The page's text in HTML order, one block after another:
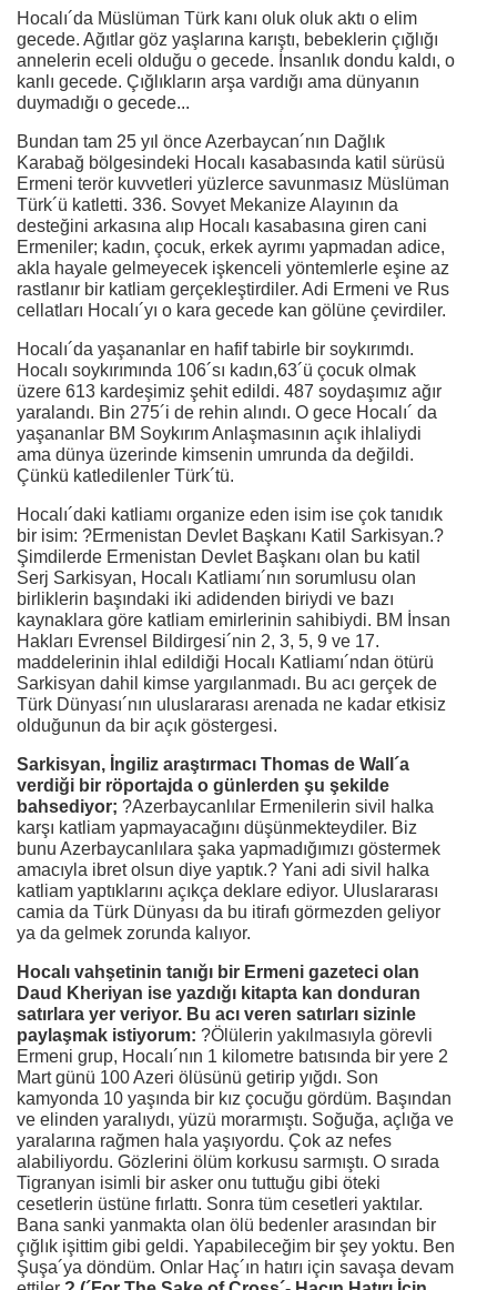
Hocalı´da Müslüman Türk kanı oluk oluk aktı o elim
gecede. Ağıtlar göz yaşlarına karıştı, bebeklerin çığlığı
annelerin eceli olduğu o gecede. İnsanlık dondu kaldı, o
kanlı gecede. Çığlıkların arşa vardığı ama dünyanın
duymadığı o gecede...
Bundan tam 25 yıl önce Azerbaycan´nın Dağlık
Karabağ bölgesindeki Hocalı kasabasında katil sürüsü
Ermeni terör kuvvetleri yüzlerce savunmasız Müslüman
Türk´ü katletti. 336. Sovyet Mekanize Alayının da
desteğini arkasına alıp Hocalı kasabasına giren cani
Ermeniler; kadın, çocuk, erkek ayrımı yapmadan adice,
akla hayale gelmeyecek işkenceli yöntemlerle eşine az
rastlanır bir katliam gerçekleştirdiler. Adi Ermeni ve Rus
cellatları Hocalı´yı o kara gecede kan gölüne çevirdiler.
Hocalı´da yaşananlar en hafif tabirle bir soykırımdı.
Hocalı soykırımında 106´sı kadın,63´ü çocuk olmak
üzere 613 kardeşimiz şehit edildi. 487 soydaşımız ağır
yaralandı. Bin 275´i de rehin alındı. O gece Hocalı´ da
yaşananlar BM Soykırım Anlaşmasının açık ihlaliydi
ama dünya üzerinde kimsenin umrunda da değildi.
Çünkü katledilenler Türk´tü.
Hocalı´daki katliamı organize eden isim ise çok tanıdık
bir isim: ?Ermenistan Devlet Başkanı Katil Sarkisyan.?
Şimdilerde Ermenistan Devlet Başkanı olan bu katil
Serj Sarkisyan, Hocalı Katliamı´nın sorumlusu olan
birliklerin başındaki iki adidenden biriydi ve bazı
kaynaklara göre katliam emirlerinin sahibiydi. BM İnsan
Hakları Evrensel Bildirgesi´nin 2, 3, 5, 9 ve 17.
maddelerinin ihlal edildiği Hocalı Katliamı´ndan ötürü
Sarkisyan dahil kimse yargılanmadı. Bu acı gerçek de
Türk Dünyası´nın uluslararası arenada ne kadar etkisiz
olduğunun da bir açık göstergesi.
Sarkisyan, İngiliz araştırmacı Thomas de Wall´a
verdiği bir röportajda o günlerden şu şekilde
bahsediyor; ?Azerbaycanlılar Ermenilerin sivil halka
karşı katliam yapmayacağını düşünmekteydiler. Biz
bunu Azerbaycanlılara şaka yapmadığımızı göstermek
amacıyla ibret olsun diye yaptık.? Yani adi sivil halka
katliam yaptıklarını açıkça deklare ediyor. Uluslararası
camia da Türk Dünyası da bu itirafı görmezden geliyor
ya da gelmek zorunda kalıyor.
Hocalı vahşetinin tanığı bir Ermeni gazeteci olan
Daud Kheriyan ise yazdığı kitapta kan donduran
satırlara yer veriyor. Bu acı veren satırları sizinle
paylaşmak istiyorum: ?Ölülerin yakılmasıyla görevli
Ermeni grup, Hocalı´nın 1 kilometre batısında bir yere 2
Mart günü 100 Azeri ölüsünü getirip yığdı. Son
kamyonda 10 yaşında bir kız çocuğu gördüm. Başından
ve elinden yaralıydı, yüzü morarmıştı. Soğuğa, açlığa ve
yaralarına rağmen hala yaşıyordu. Çok az nefes
alabiliyordu. Gözlerini ölüm korkusu sarmıştı. O sırada
Tigranyan isimli bir asker onu tuttuğu gibi öteki
cesetlerin üstüne fırlattı. Sonra tüm cesetleri yaktılar.
Bana sanki yanmakta olan ölü bedenler arasından bir
çığlık işittim gibi geldi. Yapabileceğim bir şey yoktu. Ben
Şuşa´ya döndüm. Onlar Haç´ın hatırı için savaşa devam